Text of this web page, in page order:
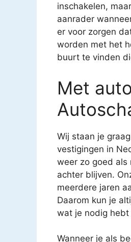
inschakelen,
aanrader
er voor zorgen
worden met het
buurt te vinden
Met
Wij staan je
vestigingen in
weer zo goed als
achter blijven.
meerdere jaren
Daarom kun je
wat je nodig hebt
Wanneer je als